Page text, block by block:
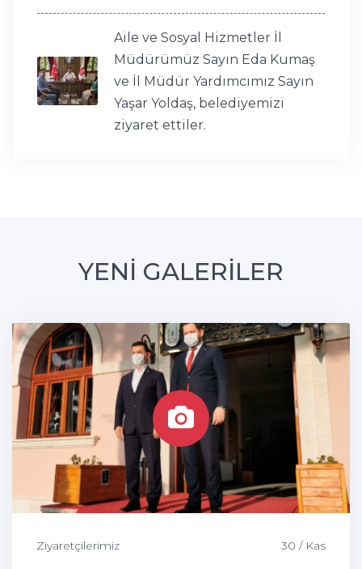
Aile ve Sosyal Hizmetler İl
Müdürümüz Sayın Eda Kumaş
ve İl Müdür Yardımcımız Sayın
Yaşar Yoldaş, belediyemizi
ziyaret ettiler.
YENİ GALERİLER
Ziyaretçilerimiz 30 / Kas